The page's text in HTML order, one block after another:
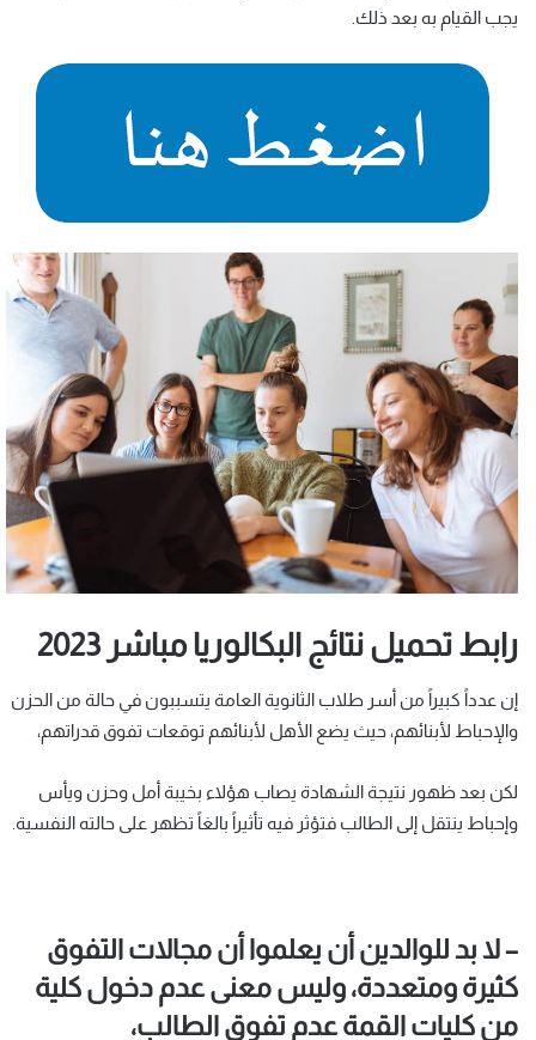
يجب القيام به بعد ذلك.
رابط تحميل نتائج البكالوريا مباشر 2023
إن عدداً كبيراً من أسر طلاب الثانوية العامة يتسببون في حالة من الحزن
والإحباط لأبنائهم، حيث يضع الأهل لأبنائهم توقعات تفوق قدراتهم،
لكن بعد ظهور نتيجة الشهادة يصاب هؤلاء بخيبة أمل وحزن ويأس
وإحباط ينتقل إلى الطالب فتؤثر فيه تأثيراً بالغاً تظهر على حالته النفسية.
– لا بد للوالدين أن يعلموا أن مجالات التفوق
كثيرة ومتعددة، وليس معنى عدم دخول كلية
من كليات القمة عدم تفوق الطالب،